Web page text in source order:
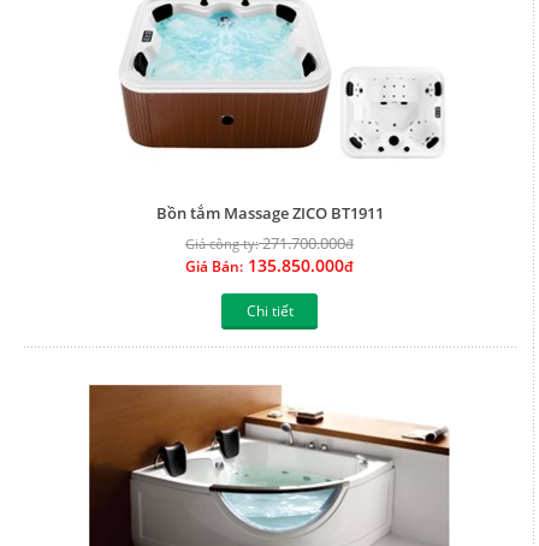
Bồn tắm Massage ZICO BT1911
Giá công ty:271.700.000đ
Giá Bán: 135.850.000đ
Chi tiết